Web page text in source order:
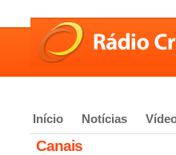
Início Notícias
Canais